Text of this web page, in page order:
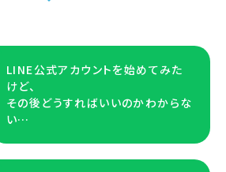
LINE公式アカウントを始めてみた
けど、
その後どうすればいいのかわからな
い…